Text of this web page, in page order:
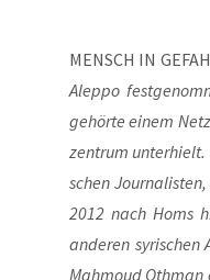
MENSCH IN
Alep­po
gehör­te einem
zen­trum
schen
2012 nach Homs
ande­ren syri­schen
Mah­moud